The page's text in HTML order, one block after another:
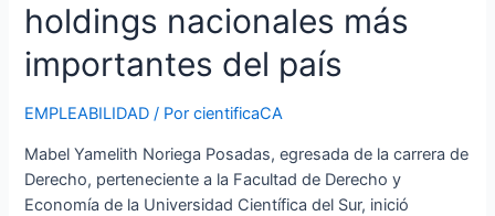
holdings nacionales más
importantes del país
EMPLEABILIDAD / PorcientificaCA
Mabel Yamelith Noriega Posadas, egresada de la carrera de
Derecho, perteneciente a la Facultad de Derecho y
Economía de la Universidad Científica del Sur, inició
país